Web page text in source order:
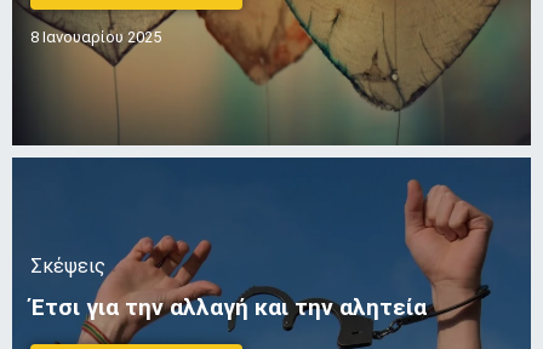
8 Ιανουαρίου 2025
Σκέψεις
Έτσι για την αλλαγή και την αλητεία